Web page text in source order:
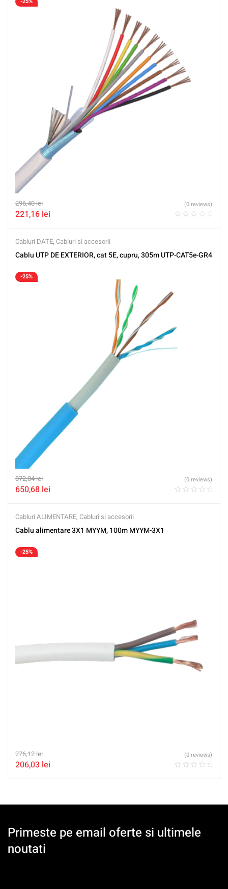
296,40lei
221,16 lei
(0 reviews)
Cabluri DATE, Cabluri si accesorii
Cablu UTP DE EXTERIOR, cat 5E, cupru, 305m UTP-CAT5e-GR4
-25%
872,04lei
650,68 lei
(0 reviews)
Cabluri ALIMENTARE, Cabluri si accesorii
Cablu alimentare 3X1 MYYM, 100m MYYM-3X1
-25%
276,12lei
206,03 lei
(0 reviews)
Primeste pe email oferte si ultimele
noutati